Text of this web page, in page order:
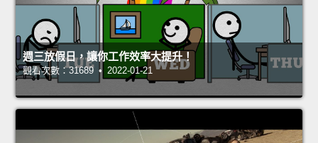
週三放假日，讓你工作效率大提升！
觀看次數：31689 • 2022-01-21